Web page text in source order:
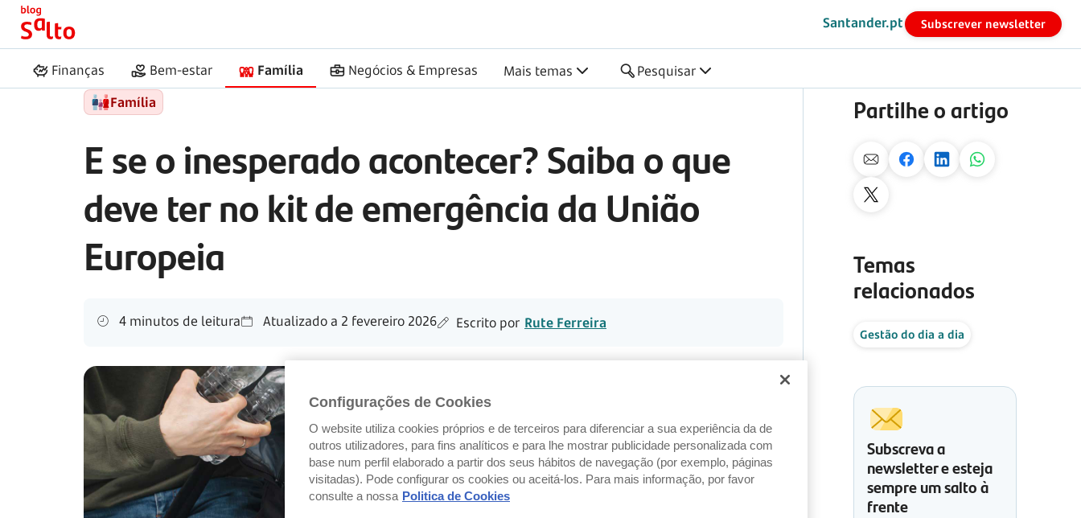
Santander.pt Subscrever newsletter
Finanças Bem-estar Família Negócios & Empresas Mais temas Pesquisar
Início
Família
E se o inesperado acontecer? Saiba o que
deve ter no kit de emergência da União
Europeia
4 minutos de leitura Atualizado a 2 fevereiro 2026 Escrito por Rute Ferreira
Partilhe o artigo
Temas
relacionados
Gestão do dia a dia
Subscreva a
newsletter e esteja
sempre um salto à
frente
Configurações de Cookies
O website utiliza cookies próprios e de terceiros para diferenciar a sua experiência da de
outros utilizadores, para fins analíticos e para lhe mostrar publicidade personalizada com
base num perfil elaborado a partir dos seus hábitos de navegação (por exemplo, páginas
visitadas). Pode configurar os cookies ou aceitá-los. Para mais informação, por favor
consulte a nossa Politica de Cookies